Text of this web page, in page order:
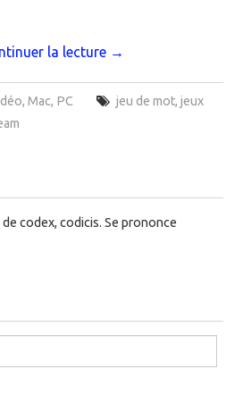
la lecture →
, Mac, PC jeu de mot, jeux
codex, codicis. Se prononce